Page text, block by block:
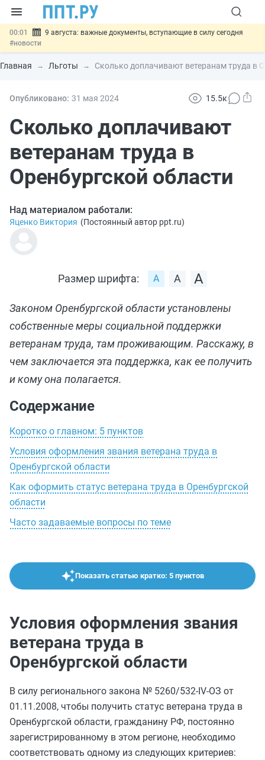
00:01
9 августа: важные документы, вступающие в силу сегодня
#новости
07.08 Подписан закон о блокировке продажи опасных товаров через
«Честный знак»#новости
07.08 Госпошлину за устранение ошибок в документах предлагают
07.08
отношений #новости
Главная Льготы Сколько доплачивают ветеранам труда в
Опубликовано: 31 мая 2024 15.5к
Сколько доплачивают
ветеранам труда в
Оренбургской области
Над материалом работали:
Яценко Виктория (Постоянный автор ppt.ru)
Размер шрифта:
Законом Оренбургской области установлены
собственные меры социальной поддержки
ветеранам труда, там проживающим. Расскажу, в
чем заключается эта поддержка, как ее получить
и кому она полагается.
Содержание
Коротко о главном: 5 пунктов
Условия оформления звания ветерана труда в
Оренбургской области
Как оформить статус ветерана труда в Оренбургской
области
Часто задаваемые вопросы по теме
Показать статью кратко: 5 пунктов
Условия оформления звания
ветерана труда в
Оренбургской области
В силу регионального закона № 5260/532-IV-ОЗ от
01.11.2008, чтобы получить статус ветерана труда в
Оренбургской области, гражданину РФ, постоянно
зарегистрированному в этом регионе, необходимо
соответствовать одному из следующих критериев: